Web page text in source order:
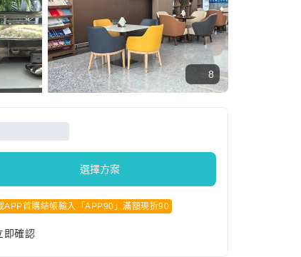
8
選擇方案
APP首購結帳輸入「APP90」滿額現折90
即確認